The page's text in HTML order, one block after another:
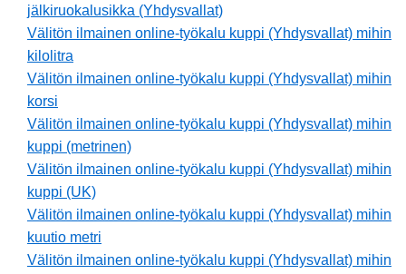
jälkiruokalusikka (Yhdysvallat)
Välitön ilmainen online-työkalu kuppi (Yhdysvallat) mihin
kilolitra
Välitön ilmainen online-työkalu kuppi (Yhdysvallat) mihin
korsi
Välitön ilmainen online-työkalu kuppi (Yhdysvallat) mihin
kuppi (metrinen)
Välitön ilmainen online-työkalu kuppi (Yhdysvallat) mihin
kuppi (UK)
Välitön ilmainen online-työkalu kuppi (Yhdysvallat) mihin
kuutio metri
Välitön ilmainen online-työkalu kuppi (Yhdysvallat) mihin